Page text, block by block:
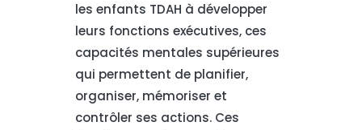
les enfants TDAH à développer
leurs fonctions exécutives, ces
capacités mentales supérieures
qui permettent de planifier,
organiser, mémoriser et
contrôler ses actions. Ces